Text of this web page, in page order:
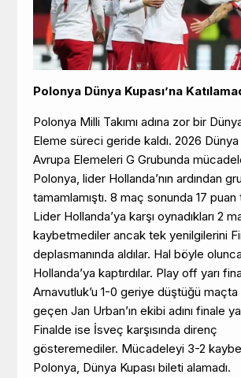
Polonya Dünya Kupası’na
Polonya Milli Takımı adına zor bir
Eleme süreci geride kaldı. 2026 Dünya
Avrupa Elemeleri G Grubunda
Polonya, lider Hollanda’nın ardından
tamamlamıştı. 8 maç sonunda 17 puan
Lider Hollanda’ya karşı oynadıkları 2
kaybetmediler ancak tek yenilgilerini
deplasmanında aldılar. Hal böyle
Hollanda’ya kaptırdılar. Play off yarı
Arnavutluk’u 1-0 geriye düştüğü maçta
geçen Jan Urban’ın ekibi adını finale
Finalde ise İsveç karşısında direnç
gösteremediler. Mücadeleyi 3-2
Polonya, Dünya Kupası bileti alamadı.